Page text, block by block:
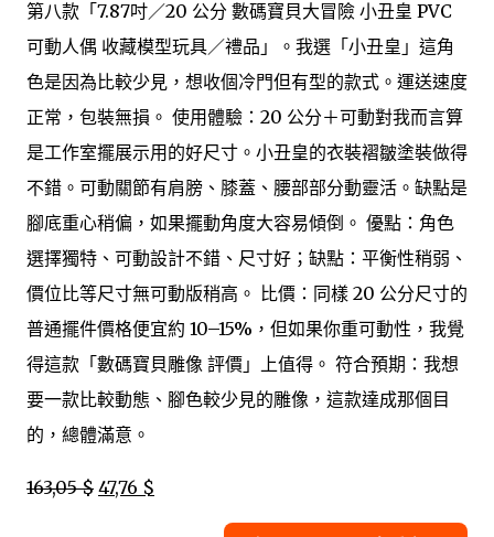
第八款「7.87吋／20 公分 數碼寶貝大冒險 小丑皇 PVC
可動人偶 收藏模型玩具／禮品」。我選「小丑皇」這角
色是因為比較少見，想收個冷門但有型的款式。運送速度
正常，包裝無損。 使用體驗：20 公分＋可動對我而言算
是工作室擺展示用的好尺寸。小丑皇的衣裝褶皺塗裝做得
不錯。可動關節有肩膀、膝蓋、腰部部分動靈活。缺點是
腳底重心稍偏，如果擺動角度大容易傾倒。 優點：角色
選擇獨特、可動設計不錯、尺寸好；缺點：平衡性稍弱、
價位比等尺寸無可動版稍高。 比價：同樣 20 公分尺寸的
普通擺件價格便宜約 10–15%，但如果你重可動性，我覺
得這款「數碼寶貝雕像 評價」上值得。 符合預期：我想
要一款比較動態、腳色較少見的雕像，這款達成那個目
的，總體滿意。
163,05 $ 47,76 $